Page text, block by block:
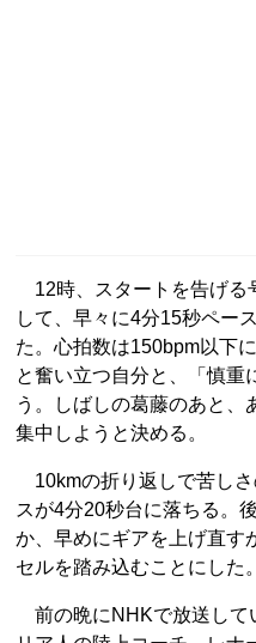
12時、スタートを告げる
して、早々に4分15秒ペー
た。心拍数は150bpm以下
と奮い立つ自分と、「慎重
う。しばしの葛藤のあと、
集中しようと決める。
10kmの折り返しで苦し
スが4分20秒台に落ちる。
か、早めにギアを上げ直
セルを踏み込むことにした。
前の晩にNHKで放送して